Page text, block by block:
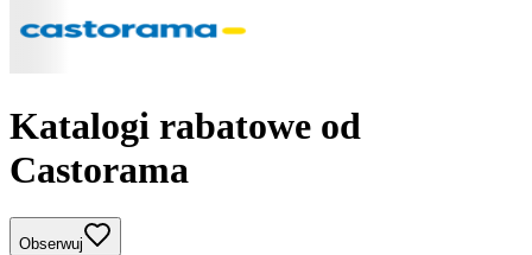
Katalogi rabatowe od
Castorama
Obserwuj